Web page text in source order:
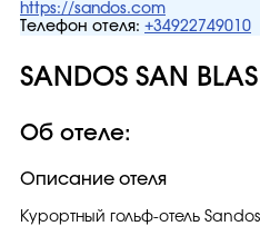
https://sandos.com
Телефон отеля: +34922749010
SANDOS SAN BLAS
Об отеле:
Описание отеля
Курортный гольф-отель